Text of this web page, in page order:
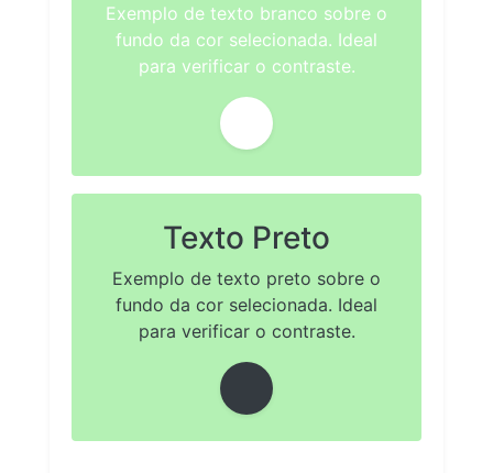
Exemplo de texto branco sobre o
fundo da cor selecionada. Ideal
para verificar o contraste.
Texto Preto
Exemplo de texto preto sobre o
fundo da cor selecionada. Ideal
para verificar o contraste.